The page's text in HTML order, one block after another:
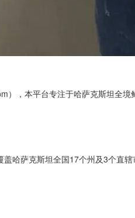
），本平台专注于哈萨克斯坦全
盖哈萨克斯坦全国17个州及3个直辖